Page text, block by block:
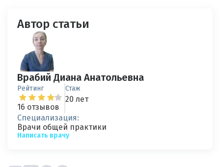
Автор статьи
Врабий Диана Анатольевна
Рейтинг
16 отзывов
Стаж
20 лет
Специализация:
Врачи общей практики
Написать врачу